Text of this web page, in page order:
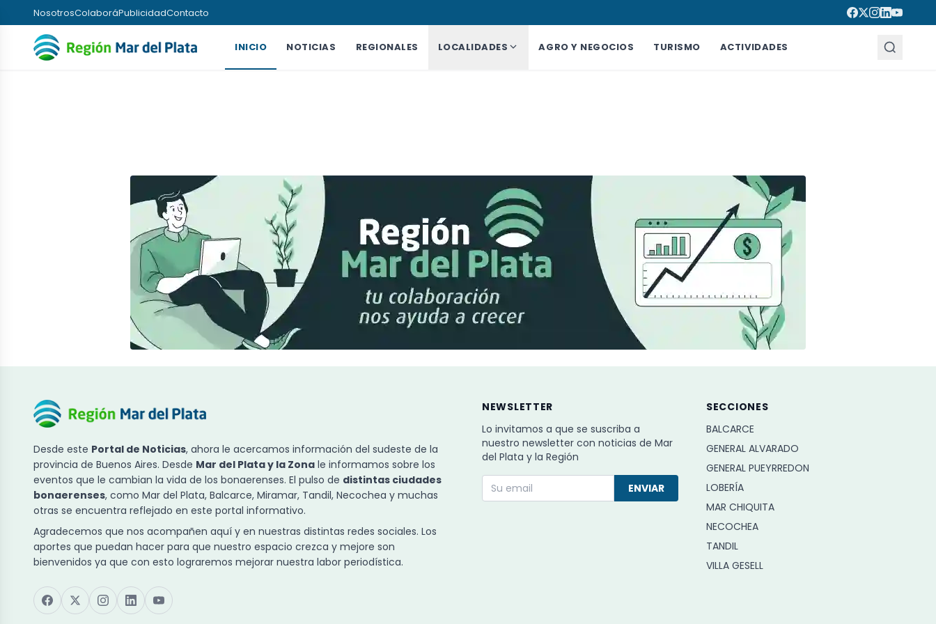
NosotrosColaboráPublicidadContacto
INICIO NOTICIAS REGIONALES LOCALIDADES AGRO Y NEGOCIOS TURISMO ACTIVIDADES
Desde este Portal de Noticias, ahora le acercamos información del sudeste de la
provincia de Buenos Aires. Desde Mar del Plata y la Zona le informamos sobre los
eventos que le cambian la vida de los bonaerenses. El pulso de distintas ciudades
bonaerenses, como Mar del Plata, Balcarce, Miramar, Tandil, Necochea y muchas
otras se encuentra reflejado en este portal informativo.
Agradecemos que nos acompañen aquí y en nuestras distintas redes sociales. Los
aportes que puedan hacer para que nuestro espacio crezca y mejore son
bienvenidos ya que con esto lograremos mejorar nuestra labor periodística.
NEWSLETTER
Lo invitamos a que se suscriba a
nuestro newsletter con noticias de Mar
del Plata y la Región
ENVIAR
SECCIONES
BALCARCE
GENERAL ALVARADO
GENERAL PUEYRREDON
LOBERÍA
MAR CHIQUITA
NECOCHEA
TANDIL
VILLA GESELL